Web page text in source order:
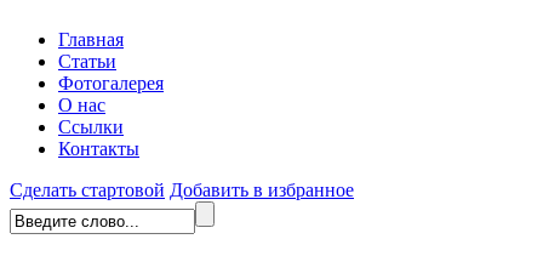
Главная
Статьи
Фотогалерея
О нас
Ссылки
Контакты
Сделать стартовой Добавить в избранное